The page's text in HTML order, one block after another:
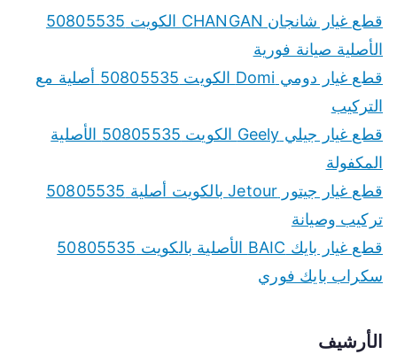
قطع غيار شانجان CHANGAN الكويت 50805535
الأصلية صيانة فورية
قطع غيار دومي Domi الكويت 50805535 أصلية مع
التركيب
قطع غيار جيلي Geely الكويت 50805535 الأصلية
المكفولة
قطع غيار جيتور Jetour بالكويت أصلية 50805535
تركيب وصيانة
قطع غيار بايك BAIC الأصلية بالكويت 50805535
سكراب بايك فوري
الأرشيف